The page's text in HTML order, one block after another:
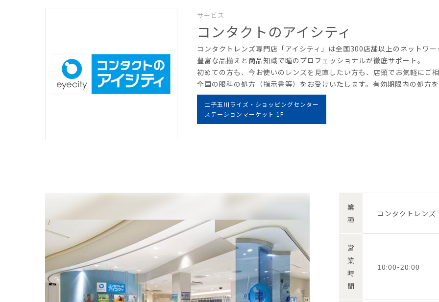
サービス
コンタクトのアイシティ
コンタクトレンズ専門店「アイシティ」は全国300店舗以上のネットワー
豊富な品揃えと商品知識で瞳のプロフェッショナルが徹底サポート。
初めての方も、今お使いのレンズを見直したい方も、店頭でお気軽にご
全国の眼科の処方（指示書等）をお受けいたします。有効期限内の処方
二子玉川ライズ・ショッピングセンター
ステーションマーケット 1F
業
種
コンタクトレンズ
営
業
時
間
10:00-20:00